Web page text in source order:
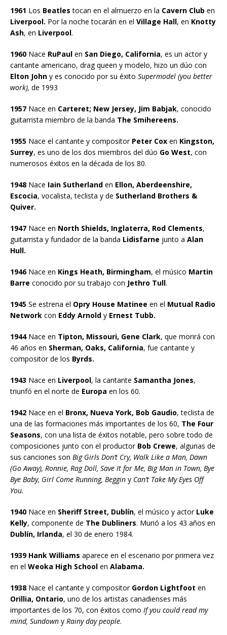
1961 Los Beatles tocan en el almuerzo en la Cavern Club en
Liverpool. Por la noche tocarán en el Village Hall, en Knotty
Ash, en Liverpool.
1960 Nace RuPaul en San Diego, California, es un actor y
cantante americano, drag queen y modelo, hizo un dúo con
Elton John y es conocido por su éxito Supermodel (you better
work), de 1993
1957 Nace en Carteret; New Jersey, Jim Babjak, conocido
guitarrista miembro de la banda The Smihereens.
1955 Nace el cantante y compositor Peter Cox en Kingston,
Surrey, es uno de los dos miembros del dúo Go West, con
numerosos éxitos en la década de los 80.
1948 Nace Iain Sutherland en Ellon, Aberdeenshire,
Escocia, vocalista, teclista y de Sutherland Brothers &
Quiver.
1947 Nace en North Shields, Inglaterra, Rod Clements,
guitarrista y fundador de la banda Lidisfarne junto a Alan
Hull.
1946Nace en Kings Heath, Birmingham, el músico Martin
Barre conocido por su trabajo con Jethro Tull.
1945 Se estrena el Opry House Matinee en el Mutual Radio
Network con Eddy Arnold y Ernest Tubb.
1944Nace en Tipton, Missouri, Gene Clark, que morirá con
46 años en Sherman, Oaks, California, fue cantante y
compositor de los Byrds.
1943 Nace en Liverpool, la cantante Samantha Jones,
triunfó en el norte de Europa en los 60.
1942 Nace en el Bronx, Nueva York, Bob Gaudio, teclista de
una de las formaciones más importantes de los 60, The Four
Seasons, con una lista de éxitos notable, pero sobre todo de
composiciones junto con el productor Bob Crewe, algunas de
sus canciones son Big Girls Don’t Cry, Walk Like a Man, Dawn
(Go Away), Ronnie, Rag Doll, Save It for Me, Big Man in Town, Bye
Bye Baby, Girl Come Running, Beggin y Can’t Take My Eyes Off
You.
1940 Nace en Sheriff Street, Dublín, el músico y actor Luke
Kelly, componente de The Dubliners. Murió a los 43 años en
Dublín, Irlanda, el 30 de enero 1984.
1939 Hank Williams aparece en el escenario por primera vez
en el Weoka High School en Alabama.
1938 Nace el cantante y compositor Gordon Lightfoot en
Orillia, Ontario, uno de los artistas canadienses más
importantes de los 70, con éxitos como If you could read my
mind, Sundown y Rainy day people.